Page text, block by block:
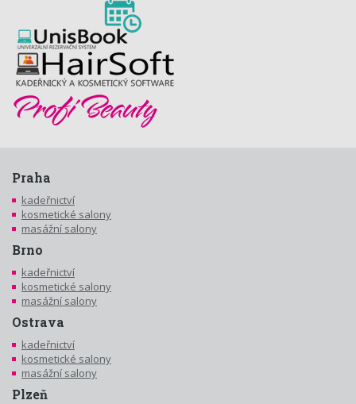
Praha
kadeřnictví
kosmetické salony
masážní salony
Brno
kadeřnictví
kosmetické salony
masážní salony
Ostrava
kadeřnictví
kosmetické salony
masážní salony
Plzeň